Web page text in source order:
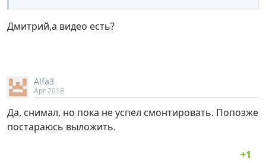
Дмитрий,а видео есть?
Alfa3
Apr 2018
Да, снимал, но пока не успел смонтировать. Попозже
постараюсь выложить.